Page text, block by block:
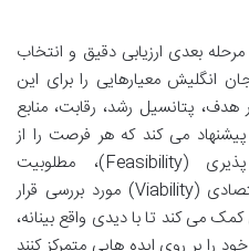
بعدی ارزیابی دقیق و انتخاب
انگلیش معیارهایی را برای این
هدف، پتانسیل رشد، رقابت، منابع
می کند که هر فرصت را از
زوایای مختلفی مانند امکان پذیری (Feasibility)، مطلوبیت
(Desirability) و توجیه پذیری اقتصادی (Viability) مورد بررسی قرار
می کند تا با دیدی واقع بینانه،